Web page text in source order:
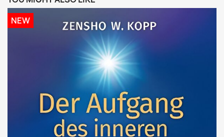
NEW